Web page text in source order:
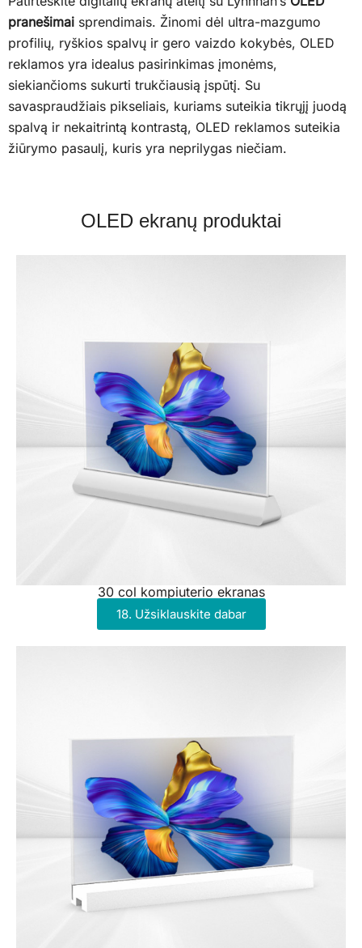
pranešimai sprendimais. Žinomi dėl ultra-mazgumo
profilių, ryškios spalvų ir gero vaizdo kokybės, OLED
reklamos yra idealus pasirinkimas įmonėms,
siekiančioms sukurti trukčiausią įspūtį. Su
savaspraudžiais pikseliais, kuriams suteikia tikrųjį juodą
spalvą ir nekaitrintą kontrastą, OLED reklamos suteikia
žiūrymo pasaulį, kuris yra neprilygas niečiam.
OLED ekranų produktai
30 col kompiuterio ekranas
18. Užsiklauskite dabar